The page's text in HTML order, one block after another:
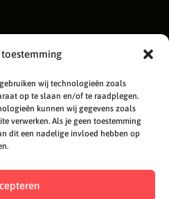
toestemming
wij technologieën zoals
op te slaan en/of te raadplegen.
kunnen wij gegevens zoals
verwerken. Als je geen toestemming
dit een nadelige invloed hebben op